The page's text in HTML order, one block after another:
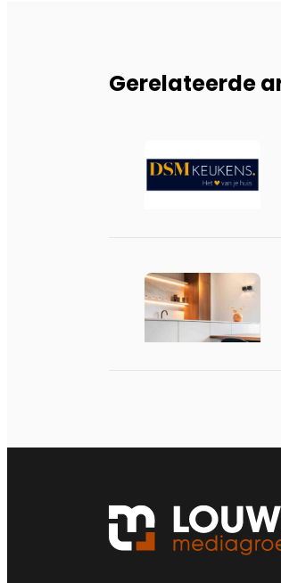
Gerelateerde